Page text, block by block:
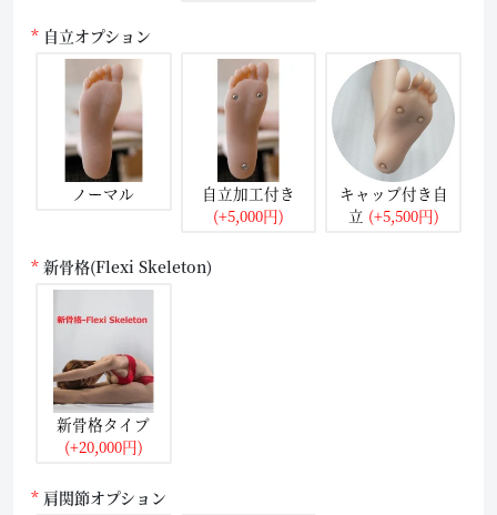
自立オプション
ノーマル
自立加工付き
(+5,000円)
キャップ付き自
立 (+5,500円)
新骨格(Flexi Skeleton)
新骨格タイプ
(+20,000円)
肩関節オプション